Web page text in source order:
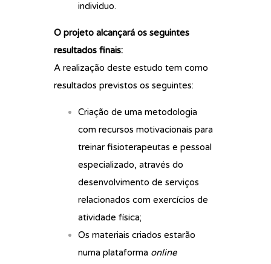
individuo.
O projeto alcançará os seguintes
resultados finais:
A realização deste estudo tem como
resultados previstos os seguintes:
Criação de uma metodologia
com recursos motivacionais para
treinar fisioterapeutas e pessoal
especializado, através do
desenvolvimento de serviços
relacionados com exercícios de
atividade física;
Os materiais criados estarão
numa plataforma online